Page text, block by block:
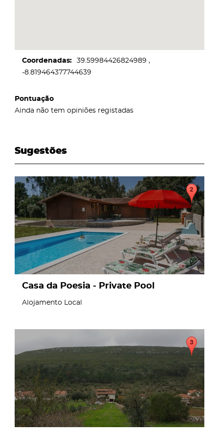
Coordenadas
39.59984426824989
-8.819464377744639
Pontuação
Ainda não tem opiniões registadas
Sugestões
page
Casa da Poesia - Private Pool
Alojamento Local